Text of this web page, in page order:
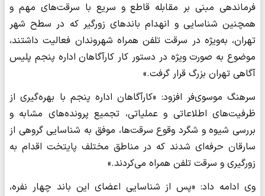
فرماندهی مبنی بر مقابله قاطع و سریع با سرقت‌های مهم و
همچنین شناسایی و انهدام باندهای زورگیر که در سطح شهر
تهران، به‌ویژه در سرقت تلفن همراه شهروندان فعالیت داشتند،
موضوع به صورت ویژه در دستور کار کارآگاهان اداره پنجم پلیس
آگاهی تهران بزرگ قرار گرفت.»
سرهنگ موسوی‌فر افزود: «کارآگاهان اداره پنجم با بهره‌گیری از
ظرفیت‌های اطلاعاتی و عملیاتی، تجمیع پرونده‌های مشابه و
بررسی شیوه و شگرد وقوع سرقت‌ها، موفق به شناسایی گروهی از
سارقان حرفه‌ای شدند که در مناطق مختلف پایتخت اقدام به
زورگیری و سرقت تلفن همراه می‌کردند.»
وی ادامه داد: «پس از شناسایی اعضای این باند چهار نفره،